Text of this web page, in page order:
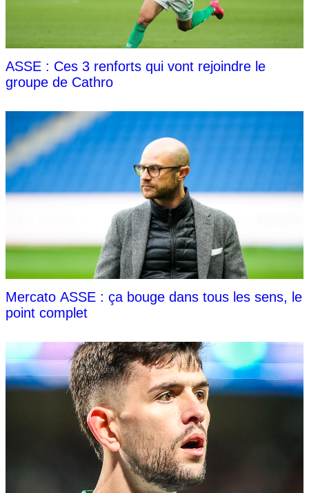
ASSE : Ces 3 renforts qui vont rejoindre le
groupe de Cathro
Mercato ASSE : ça bouge dans tous les sens, le
point complet